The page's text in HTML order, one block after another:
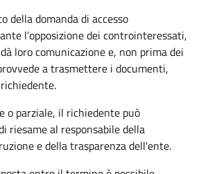
della domanda di accesso
l’opposizione dei controinteressati,
loro comunicazione e, non prima dei
a trasmettere i documenti,
o parziale, il richiedente può
riesame al responsabile della
e della trasparenza dell'ente.